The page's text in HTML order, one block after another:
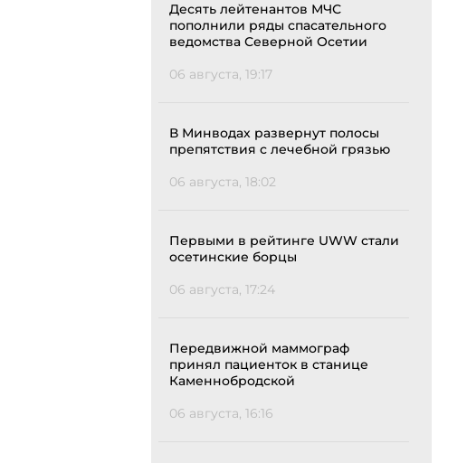
Десять лейтенантов МЧС
пополнили ряды спасательного
ведомства Северной Осетии
06 августа, 19:17
В Минводах развернут полосы
препятствия с лечебной грязью
06 августа, 18:02
Первыми в рейтинге UWW стали
осетинские борцы
06 августа, 17:24
Передвижной маммограф
принял пациенток в станице
Каменнобродской
06 августа, 16:16